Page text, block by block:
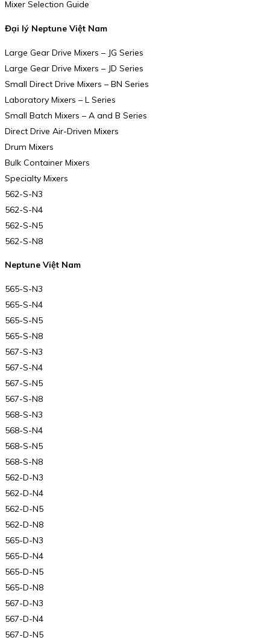
Mixer Selection Guide
Đại lý Neptune Việt Nam
Large Gear Drive Mixers – JG Series
Large Gear Drive Mixers – JD Series
Small Direct Drive Mixers – BN Series
Laboratory Mixers – L Series
Small Batch Mixers – A and B Series
Direct Drive Air-Driven Mixers
Drum Mixers
Bulk Container Mixers
Specialty Mixers
562-S-N3
562-S-N4
562-S-N5
562-S-N8
Neptune Việt Nam
565-S-N3
565-S-N4
565-S-N5
565-S-N8
567-S-N3
567-S-N4
567-S-N5
567-S-N8
568-S-N3
568-S-N4
568-S-N5
568-S-N8
562-D-N3
562-D-N4
562-D-N5
562-D-N8
565-D-N3
565-D-N4
565-D-N5
565-D-N8
567-D-N3
567-D-N4
567-D-N5